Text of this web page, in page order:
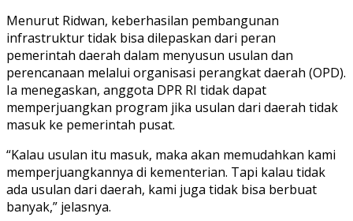
Menurut Ridwan, keberhasilan pembangunan
infrastruktur tidak bisa dilepaskan dari peran
pemerintah daerah dalam menyusun usulan dan
perencanaan melalui organisasi perangkat daerah (OPD).
Ia menegaskan, anggota DPR RI tidak dapat
memperjuangkan program jika usulan dari daerah tidak
masuk ke pemerintah pusat.
“Kalau usulan itu masuk, maka akan memudahkan kami
memperjuangkannya di kementerian. Tapi kalau tidak
ada usulan dari daerah, kami juga tidak bisa berbuat
banyak,” jelasnya.